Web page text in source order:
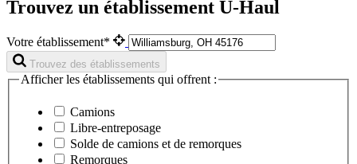
Trouvez un établissement U-Haul
Votre établissement*
Trouvez des établissements
Afficher les établissements qui offrent :
Camions
Libre-entreposage
Solde de camions et de remorques
Remorques